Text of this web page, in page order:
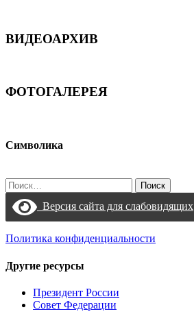
ВИДЕОАРХИВ
ФОТОГАЛЕРЕЯ
Символика
Найти:
Версия сайта для слабовидящих
Политика конфиденциальности
Другие ресурсы
Президент России
Совет Федерации